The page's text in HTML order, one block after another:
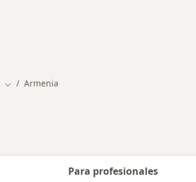
Cambiar de ciudad
Armenia
Para profesionales